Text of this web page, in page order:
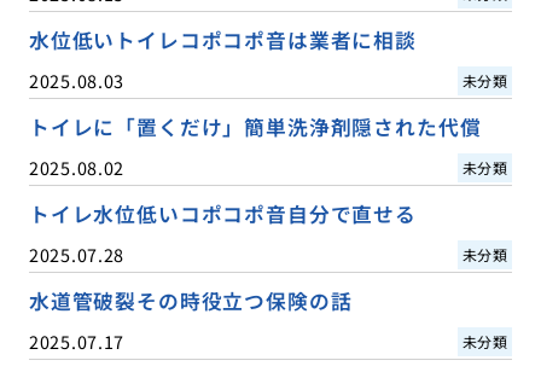
水位低いトイレコポコポ音は業者に相談
2025.08.03 未分類
トイレに「置くだけ」簡単洗浄剤隠された代償
2025.08.02 未分類
トイレ水位低いコポコポ音自分で直せる
2025.07.28 未分類
水道管破裂その時役立つ保険の話
2025.07.17 未分類